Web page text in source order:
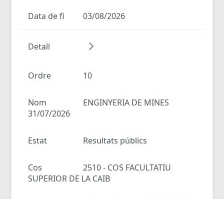
Data de fi 03/08/2026
Detall
Ordre 10
Nom
ENGINYERIA DE MINES
31/07/2026
Estat Resultats públics
Cos
2510 - COS FACULTATIU
SUPERIOR DE LA CAIB